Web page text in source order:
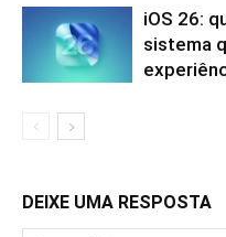
iOS 26:
sistema
DEIXE UMA RESPOSTA